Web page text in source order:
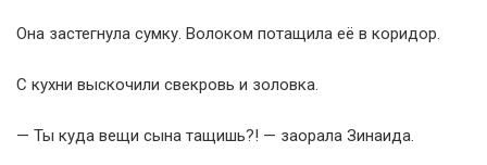
Она застегнула сумку. Волоком потащила её в коридор.
С кухни выскочили свекровь и золовка.
— Ты куда вещи сына тащишь?! — заорала Зинаида.